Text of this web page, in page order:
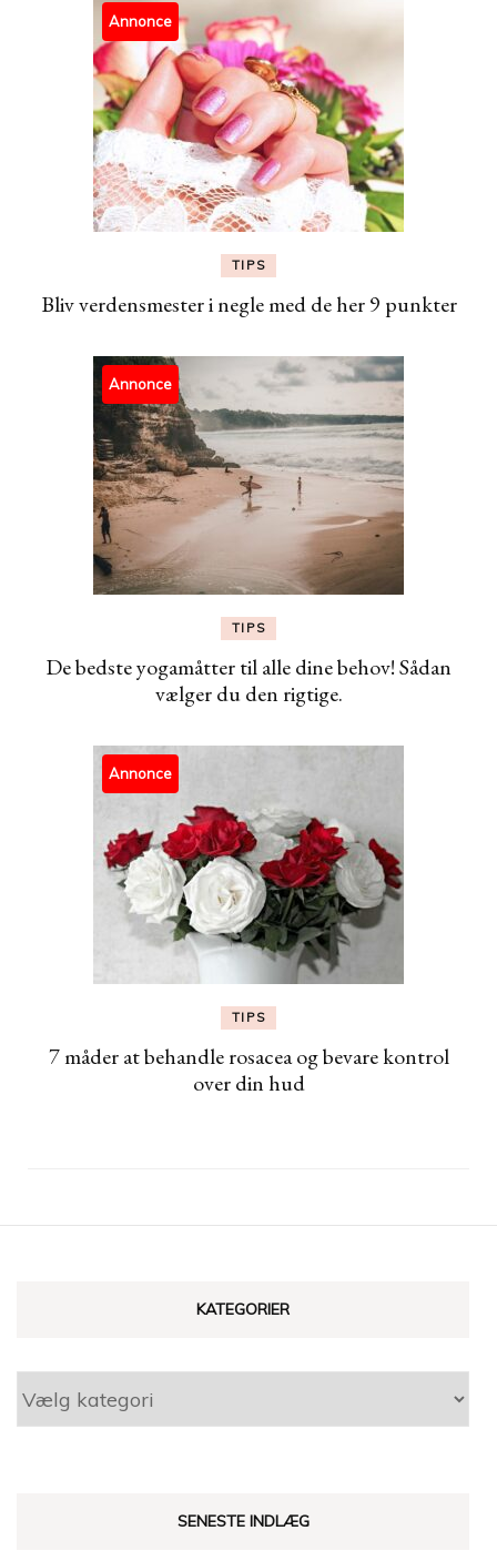
Annonce
TIPS
Bliv verdensmester i negle med de her 9 punkter
Annonce
TIPS
De bedste yogamåtter til alle dine behov! Sådan
vælger du den rigtige.
Annonce
TIPS
7 måder at behandle rosacea og bevare kontrol
over din hud
KATEGORIER
Kategorier
SENESTE INDLÆG